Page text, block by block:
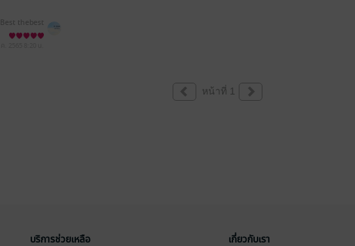
Best thebest
หน้าที่ 1
บริการช่วยเหลือ เกี่ยวกับเรา